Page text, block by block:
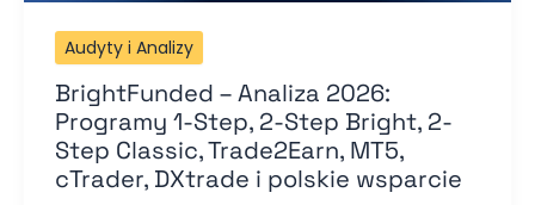
Audyty i Analizy
BrightFunded – Analiza 2026:
Programy 1-Step, 2-Step Bright, 2-
Step Classic, Trade2Earn, MT5,
cTrader, DXtrade i polskie wsparcie